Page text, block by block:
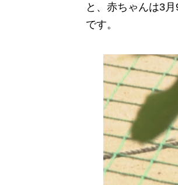
と、赤ちゃんは3
です。